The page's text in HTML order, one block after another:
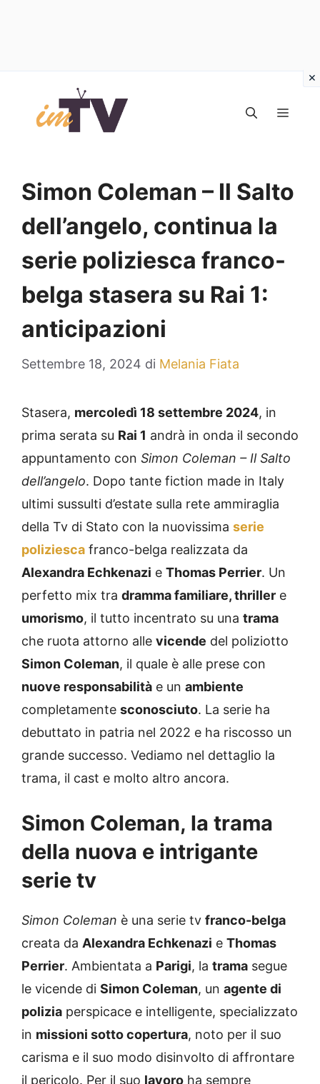
contenuto
Simon Coleman – Il Salto
dell’angelo, continua la
serie poliziesca franco-
belga stasera su Rai 1:
anticipazioni
Settembre 18, 2024 di Melania Fiata
Stasera, mercoledì 18 settembre 2024, in
prima serata su Rai 1 andrà in onda il secondo
appuntamento con Simon Coleman – Il Salto
dell’angelo. Dopo tante fiction made in Italy
ultimi sussulti d’estate sulla rete ammiraglia
della Tv di Stato con la nuovissima serie
poliziesca franco-belga realizzata da
Alexandra Echkenazi e Thomas Perrier. Un
perfetto mix tra dramma familiare, thriller e
umorismo, il tutto incentrato su una trama
che ruota attorno alle vicende del poliziotto
Simon Coleman, il quale è alle prese con
nuove responsabilità e un ambiente
completamente sconosciuto. La serie ha
debuttato in patria nel 2022 e ha riscosso un
grande successo. Vediamo nel dettaglio la
trama, il cast e molto altro ancora.
Simon Coleman, la trama
della nuova e intrigante
serie tv
Simon Coleman è una serie tv franco-belga
creata da Alexandra Echkenazi e Thomas
Perrier. Ambientata a Parigi, la trama segue
le vicende di Simon Coleman, un agente di
polizia perspicace e intelligente, specializzato
in missioni sotto copertura, noto per il suo
carisma e il suo modo disinvolto di affrontare
il pericolo. Per il suo lavoro ha sempre